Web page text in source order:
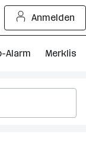
Anmelden
Alarm Merkliste